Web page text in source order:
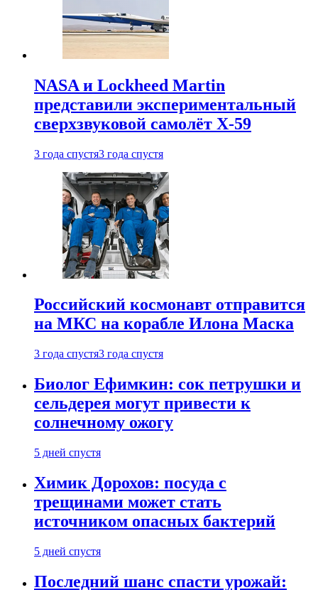
NASA и Lockheed Martin
представили экспериментальный
сверхзвуковой самолёт X-59
3 года спустя3 года спустя
Российский космонавт отправится
на МКС на корабле Илона Маска
3 года спустя3 года спустя
Биолог Ефимкин: сок петрушки и
сельдерея могут привести к
солнечному ожогу
5 дней спустя
Химик Дорохов: посуда с
трещинами может стать
источником опасных бактерий
5 дней спустя
Последний шанс спасти урожай: